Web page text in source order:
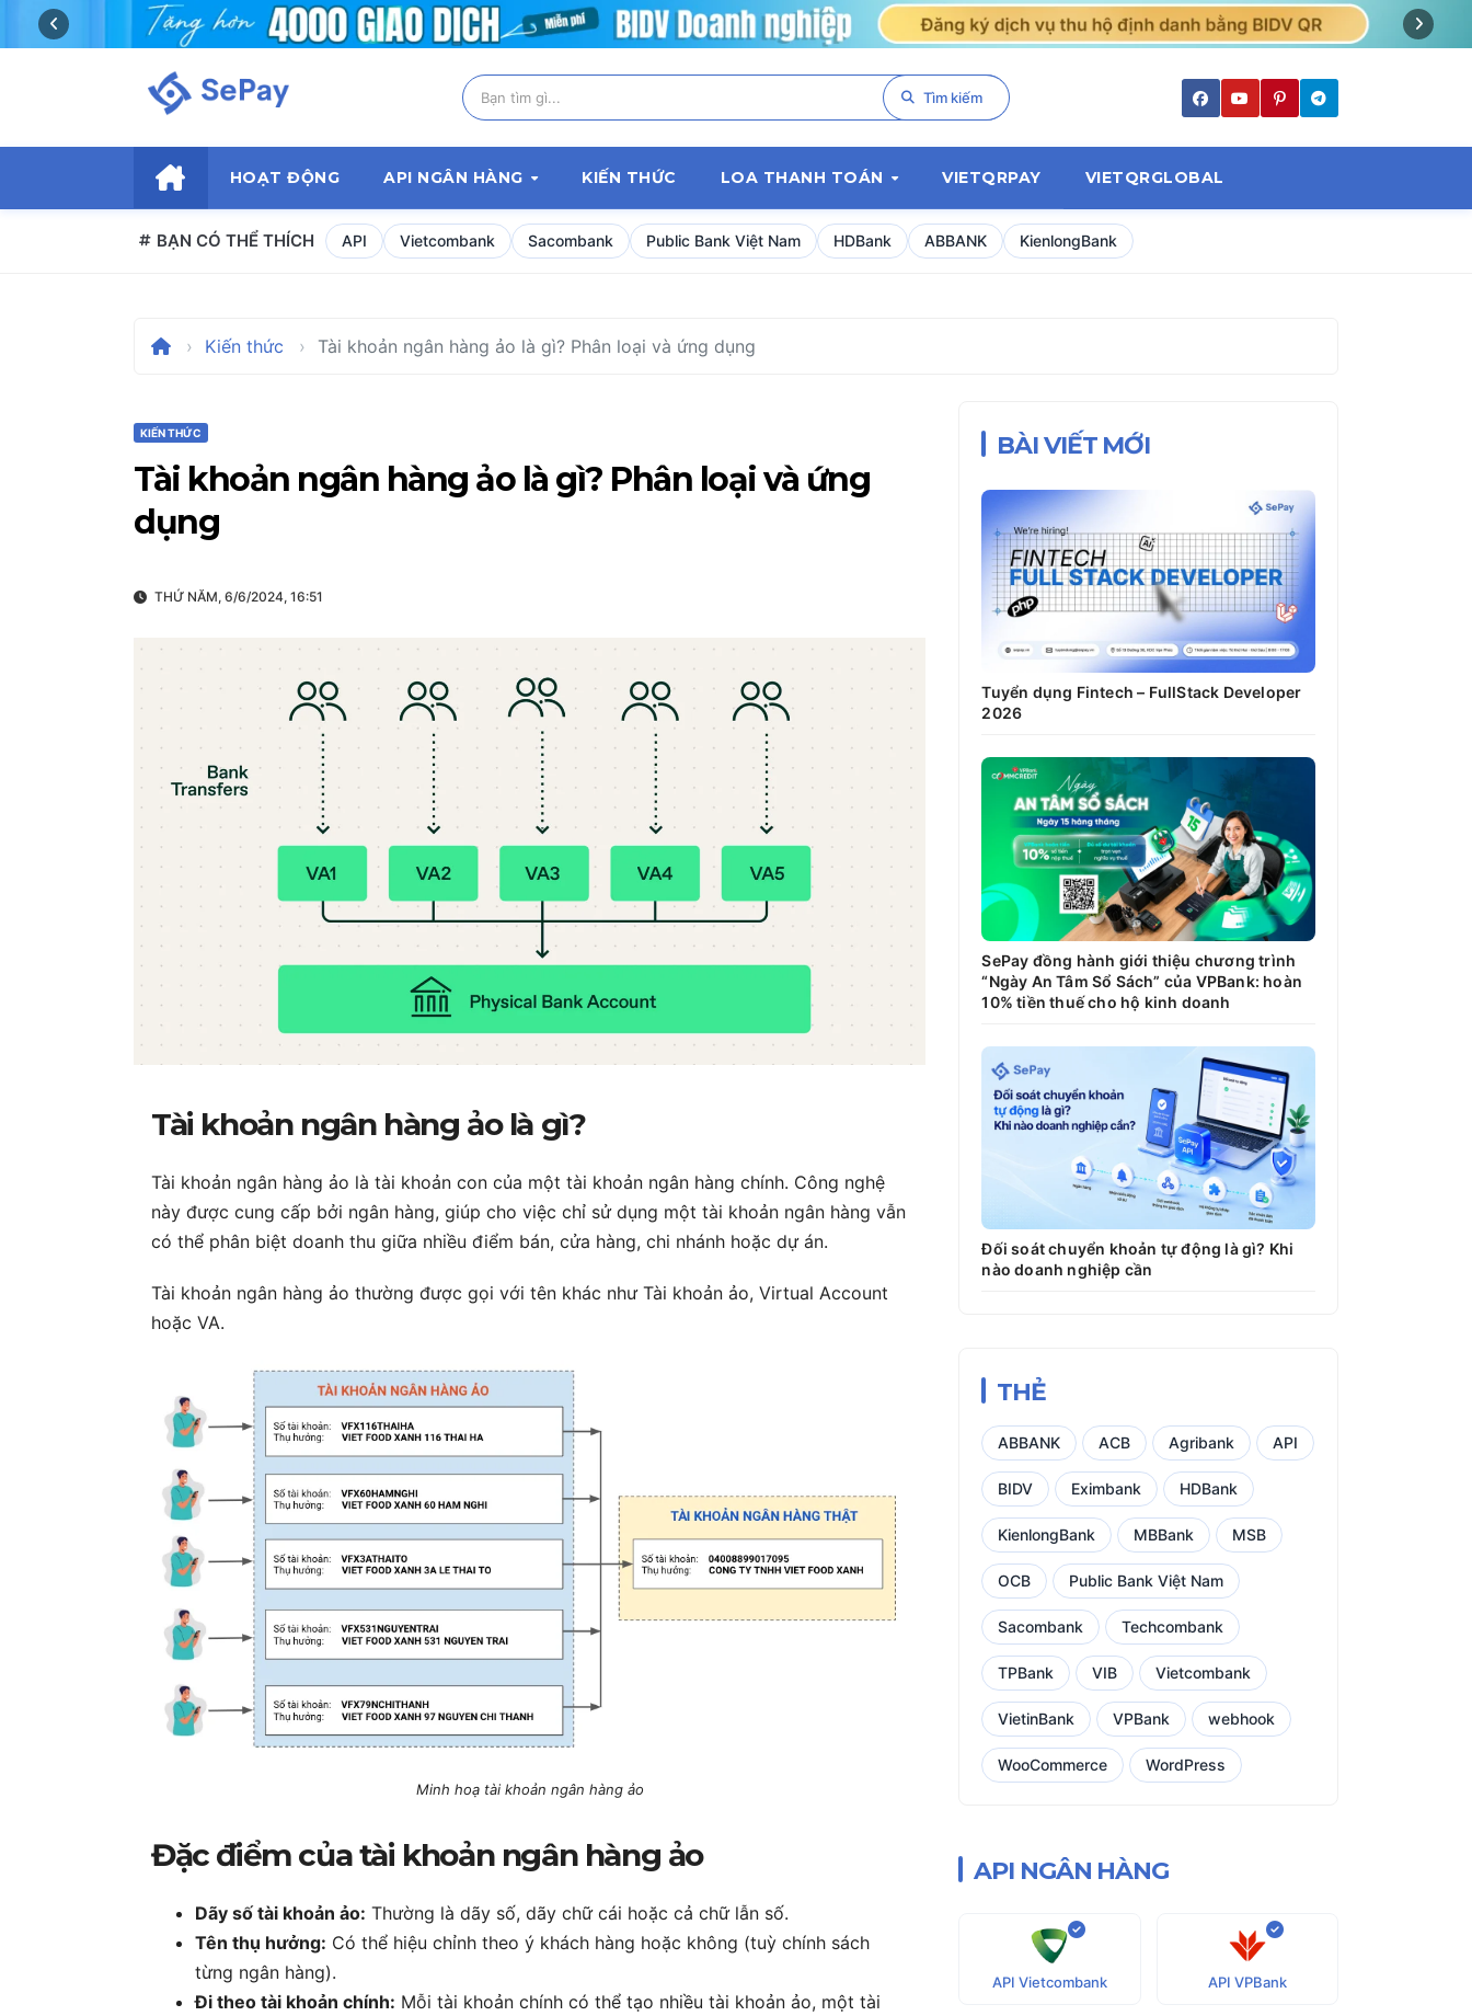
to
Tìm kiếm
HOẠT ĐỘNG API NGÂN HÀNG KIẾN THỨC LOA THANH TOÁN VIETQRPAY VIETQRGLOBAL
BẠN CÓ THỂ THÍCH API Vietcombank Sacombank Public Bank Việt Nam HDBank ABBANK KienlongBank
Kiến thức Tài khoản ngân hàng ảo là gì? Phân loại và ứng dụng
KIẾN THỨC
Tài khoản ngân hàng ảo là gì? Phân loại và ứng
dụng
THỨ NĂM, 6/6/2024, 16:51
Tài khoản ngân hàng ảo là gì?
Tài khoản ngân hàng ảo là tài khoản con của một tài khoản ngân hàng chính. Công nghệ
này được cung cấp bởi ngân hàng, giúp cho việc chỉ sử dụng một tài khoản ngân hàng vẫn
có thể phân biệt doanh thu giữa nhiều điểm bán, cửa hàng, chi nhánh hoặc dự án.
Tài khoản ngân hàng ảo thường được gọi với tên khác như Tài khoản ảo, Virtual Account
hoặc VA.
Minh hoạ tài khoản ngân hàng ảo
Đặc điểm của tài khoản ngân hàng ảo
Dãy số tài khoản ảo: Thường là dãy số, dãy chữ cái hoặc cả chữ lẫn số.
Tên thụ hưởng: Có thể hiệu chỉnh theo ý khách hàng hoặc không (tuỳ chính sách
từng ngân hàng).
Đi theo tài khoản chính: Mỗi tài khoản chính có thể tạo nhiều tài khoản ảo, một tài
BÀI VIẾT MỚI
Tuyển dụng Fintech – FullStack Developer
2026
SePay đồng hành giới thiệu chương trình
“Ngày An Tâm Sổ Sách” của VPBank: hoàn
10% tiền thuế cho hộ kinh doanh
Đối soát chuyển khoản tự động là gì? Khi
nào doanh nghiệp cần
THẺ
ABBANK ACB Agribank API
BIDV Eximbank HDBank
KienlongBank MBBank MSB
OCB Public Bank Việt Nam
Sacombank Techcombank
TPBank VIB Vietcombank
VietinBank VPBank webhook
WooCommerce WordPress
API NGÂN HÀNG
API Vietcombank API VPBank